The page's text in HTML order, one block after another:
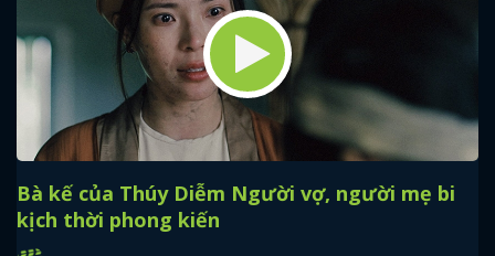
Bà kế của Thúy Diễm Người vợ, người mẹ bi
kịch thời phong kiến